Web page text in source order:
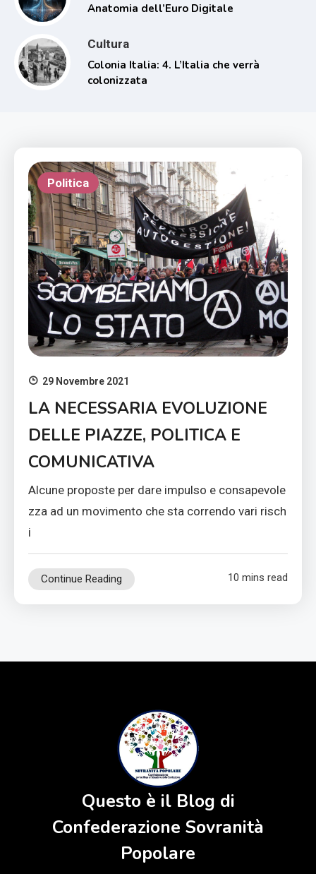
Anatomia dell’Euro Digitale
Cultura
Colonia Italia: 4. L’Italia che verrà
colonizzata
Politica
29 Novembre 2021
LA NECESSARIA EVOLUZIONE
DELLE PIAZZE, POLITICA E
COMUNICATIVA
Alcune proposte per dare impulso e consapevole
zza ad un movimento che sta correndo vari risch
i
Continue Reading 10 mins read
Questo è il Blog di
Confederazione Sovranità
Popolare